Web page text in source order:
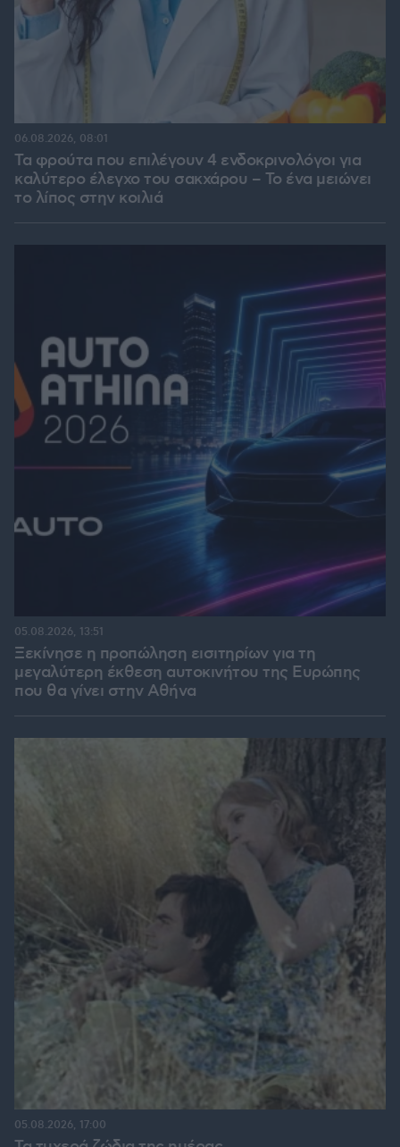
Τα φρούτα που επιλέγουν 4 ενδοκρινολόγοι για
καλύτερο έλεγχο του σακχάρου – Το ένα μειώνει
το λίπος στην κοιλιά
06.08.2026, 08:01
Ξεκίνησε η προπώληση εισιτηρίων για τη
μεγαλύτερη έκθεση αυτοκινήτου της Ευρώπης
που θα γίνει στην Αθήνα
05.08.2026, 13:51
05.08.2026, 17:00